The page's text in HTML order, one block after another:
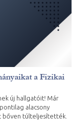
a Fizikai
új hallgatóit! Már
alacsony
bőven túlteljesítették.